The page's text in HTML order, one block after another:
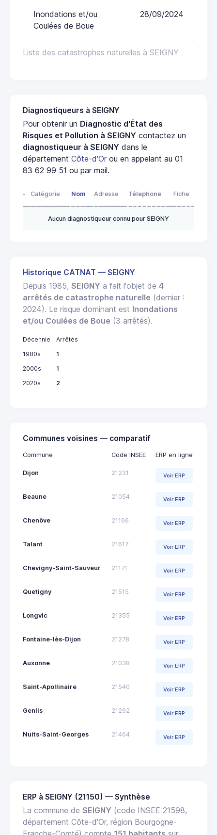
Liste des catastrophes naturelles à SEIGNY
Inondations et/ou
Coulées de Boue
28/09/2024
Diagnostiqueurs à SEIGNY
Pour obtenir un Diagnostic d'État des
Risques et Pollution à SEIGNY contactez un
diagnostiqueur à SEIGNY dans le
département Côte-d'Or ou en appelant au 01
83 62 99 51 ou par mail.
- Catégorie Nom Adresse Télephone Fiche
Aucun diagnostiqueur connu pour SEIGNY
Historique CATNAT — SEIGNY
Depuis 1985, SEIGNY a fait l'objet de 4
arrêtés de catastrophe naturelle (dernier :
2024). Le risque dominant est Inondations
et/ou Coulées de Boue (3 arrêtés).
Décennie
Arrêtés
1980s
1
2000s
1
2020s
2
Communes voisines — comparatif
Commune Code INSEE ERP en ligne
Dijon 21231 Voir ERP
Beaune 21054 Voir ERP
Chenôve 21166 Voir ERP
Talant 21617 Voir ERP
Chevigny-Saint-Sauveur 21171 Voir ERP
Quetigny 21515 Voir ERP
Longvic 21355 Voir ERP
Fontaine-lès-Dijon 21278 Voir ERP
Auxonne 21038 Voir ERP
Saint-Apollinaire 21540 Voir ERP
Genlis 21292 Voir ERP
Nuits-Saint-Georges 21464 Voir ERP
ERP à SEIGNY (21150) — Synthèse
La commune de SEIGNY (code INSEE 21598,
département Côte-d'Or, région Bourgogne-